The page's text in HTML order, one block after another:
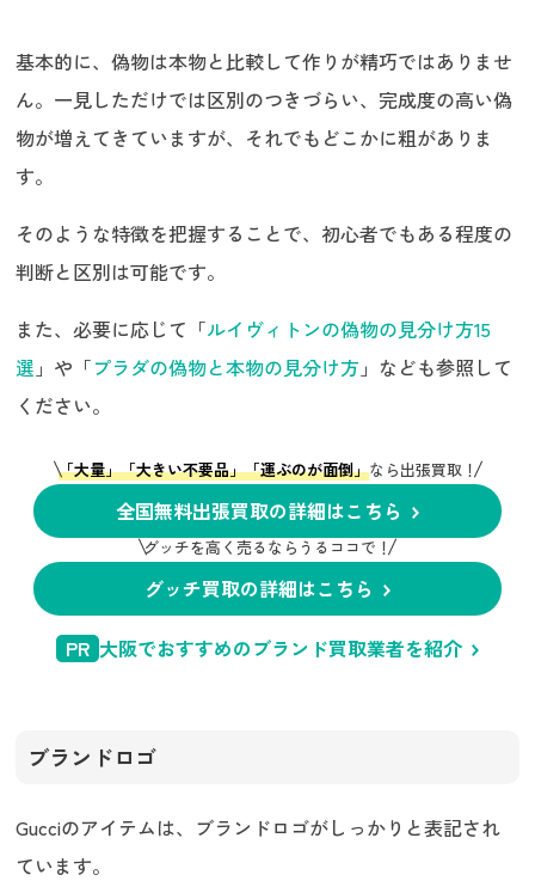
基本的に、偽物は本物と比較して作りが精巧ではありませ
ん。一見しただけでは区別のつきづらい、完成度の高い偽
物が増えてきていますが、それでもどこかに粗がありま
す。
そのような特徴を把握することで、初心者でもある程度の
判断と区別は可能です。
また、必要に応じて「ルイヴィトンの偽物の見分け方15
選 」や「プラダの偽物と本物の見分け方 」なども参照して
ください。
「大量」「大きい不要品」「運ぶのが面倒」なら出張買取！
全国無料出張買取の詳細はこちら
グッチを高く売るならうるココで！
グッチ買取の詳細はこちら
PR 大阪でおすすめのブランド買取業者を紹介
ブランドロゴ
Gucciのアイテムは、ブランドロゴがしっかりと表記され
ています。